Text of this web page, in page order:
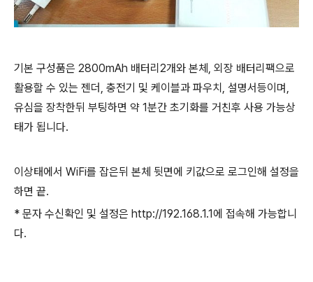
기본 구성품은 2800mAh 배터리2개와 본체, 외장 배터리팩으로
활용할 수 있는 젠더, 충전기 및 케이블과 파우치, 설명서등이며,
유심을 장착한뒤 부팅하면 약 1분간 초기화를 거친후 사용 가능상
태가 됩니다.
이상태에서 WiFi를 잡은뒤 본체 뒷면에 키값으로 로그인해 설정을
하면 끝.
* 문자 수신확인 및 설정은 http://192.168.1.1에 접속해 가능합니
다.